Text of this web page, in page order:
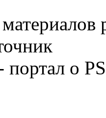
портал о